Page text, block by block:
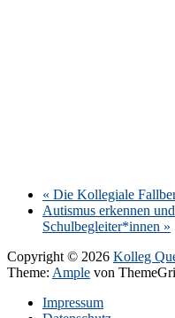
« Die Kollegiale
Autismus erkennen
Schulbegleiter*innen »
Copyright © 2026 Kolleg
Theme: Ample von
Impressum